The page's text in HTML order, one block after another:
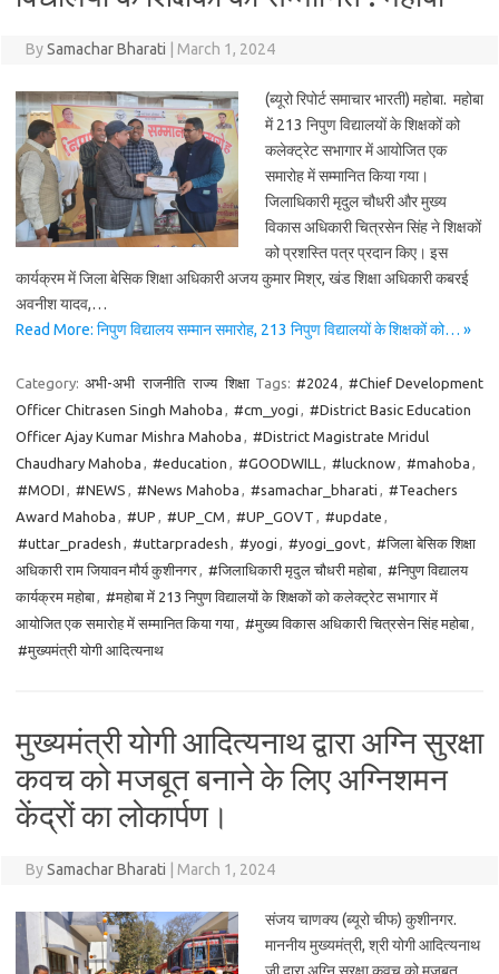
BySamachar Bharati March 1, 2024
(ब्यूरो रिपोर्ट समाचार भारती) महोबा. महोबा
में 213 निपुण विद्यालयों के शिक्षकों को
कलेक्ट्रेट सभागार में आयोजित एक
समारोह में सम्मानित किया गया।
जिलाधिकारी मृदुल चौधरी और मुख्य
विकास अधिकारी चित्रसेन सिंह ने शिक्षकों
को प्रशस्ति पत्र प्रदान किए। इस
कार्यक्रम में जिला बेसिक शिक्षा अधिकारी अजय कुमार मिश्र, खंड शिक्षा अधिकारी कबरई
अवनीश यादव,…
Read More: निपुण विद्यालय सम्मान समारोह, 213 निपुण विद्यालयों के शिक्षकों को… »
Category: अभी-अभी राजनीति राज्य शिक्षा Tags: #2024, #Chief Development
Officer Chitrasen Singh Mahoba , #cm_yogi , #District Basic Education
Officer Ajay Kumar Mishra Mahoba , #District Magistrate Mridul
Chaudhary Mahoba , #education , #GOODWILL , #lucknow, #mahoba ,
#MODI , #NEWS , #News Mahoba , #samachar_bharati , #Teachers
Award Mahoba , #UP , #UP_CM , #UP_GOVT , #update ,
#uttar_pradesh , #uttarpradesh , #yogi , #yogi_govt, #जिला बेसिक शिक्षा
अधिकारी राम जियावन मौर्य कुशीनगर, #जिलाधिकारी मृदुल चौधरी महोबा, #निपुण विद्यालय
कार्यक्रम महोबा, #महोबा में 213 निपुण विद्यालयों के शिक्षकों को कलेक्ट्रेट सभागार में
आयोजित एक समारोह में सम्मानित किया गया, #मुख्य विकास अधिकारी चित्रसेन सिंह महोबा,
#मुख्यमंत्री योगी आदित्यनाथ
मुख्यमंत्री योगी आदित्यनाथ द्वारा अग्नि सुरक्षा
कवच को मजबूत बनाने के लिए अग्निशमन
केंद्रों का लोकार्पण।
BySamachar Bharati March 1, 2024
संजय चाणक्य (ब्यूरो चीफ) कुशीनगर.
माननीय मुख्यमंत्री, श्री योगी आदित्यनाथ